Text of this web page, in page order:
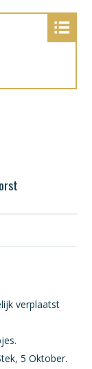
verplaatst
5 Oktober.